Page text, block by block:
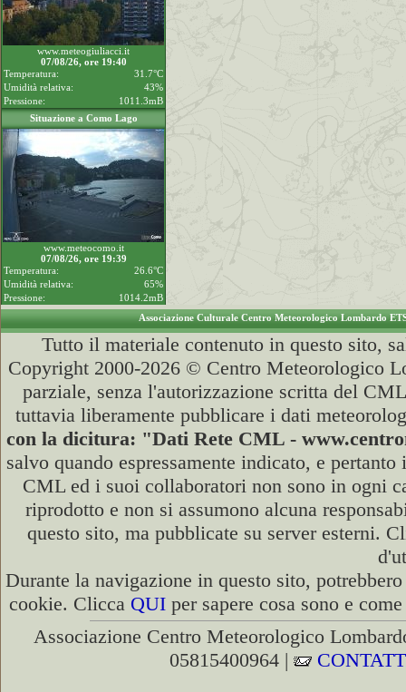
www.meteogiuliacci.it
07/08/26, ore 19:40
Temperatura:
31.7°C
Umidità relativa:
43%
Pressione:
1011.3mB
Situazione a Como Lago
www.meteocomo.it
07/08/26, ore 19:39
Temperatura:
26.6°C
Umidità relativa:
65%
Pressione:
1014.2mB
Associazione Culturale Centro Meteorologico Lombardo
Tutto il materiale contenuto in questo sito,
Copyright 2000-2026 © Centro Meteorologico
parziale, senza l'autorizzazione scritta del
tuttavia liberamente pubblicare i dati
con la dicitura: "Dati Rete CML -
salvo quando espressamente indicato, e
CML ed i suoi collaboratori non sono in ogni
riprodotto e non si assumono alcuna
questo sito, ma pubblicate su server esterni.
Durante la navigazione in questo sito,
cookie. Clicca QUI per sapere cosa sono e
Associazione Centro Meteorologico
05815400964 |